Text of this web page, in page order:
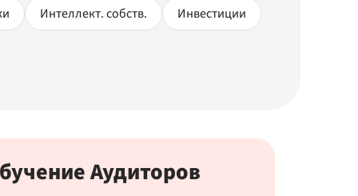
Интеллект. собств. Инвестиции
Аудиторов